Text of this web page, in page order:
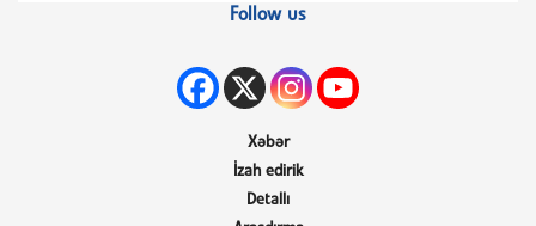
Follow us
Xəbər
İzah edirik
Detallı